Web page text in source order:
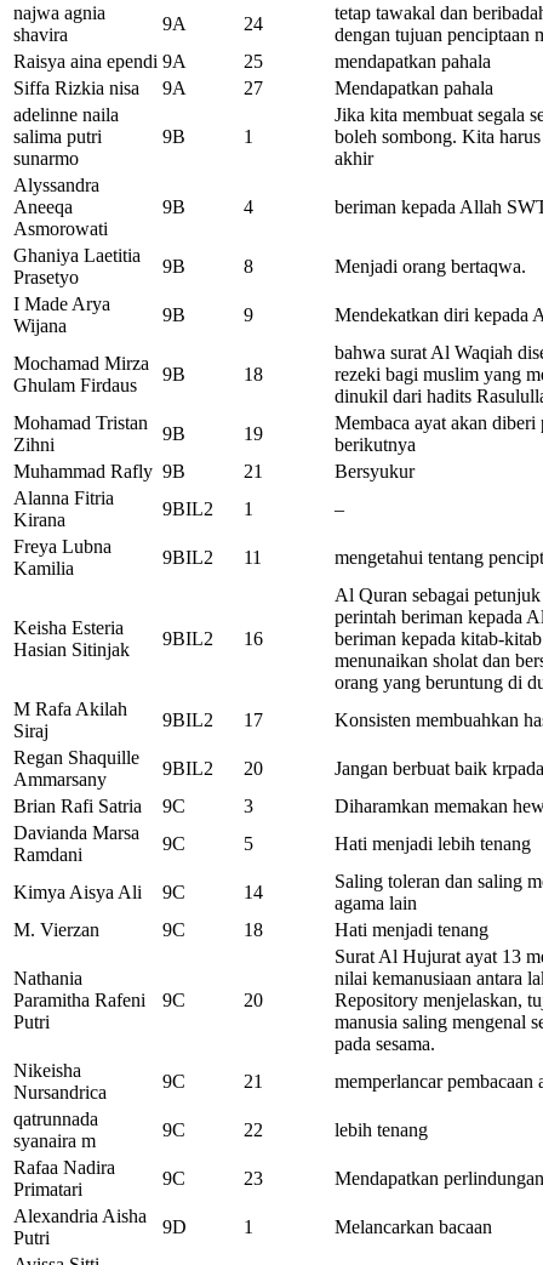
najwa agnia
shavira
9A 24
tetap tawakal dan
dengan tujuan penciptaan
Raisya aina ependi 9A 25
mendapatkan pahala
Siffa Rizkia nisa
9A 27
Mendapatkan pahala
adelinne naila
salima putri
sunarmo
9B 1
Jika kita membuat segala
boleh sombong. Kita
akhir
Alyssandra
Aneeqa
Asmorowati
9B 4 beriman kepada Allah
Ghaniya Laetitia
Prasetyo
9B 8
Menjadi orang bertaqwa.
I Made Arya
Wijana
9B 9 Mendekatkan diri kepada
Mochamad Mirza
Ghulam Firdaus
9B 18
bahwa surat Al Waqiah
rezeki bagi muslim yang
dinukil dari hadits
Mohamad Tristan
Zihni
9B 19
Membaca ayat akan
berikutnya
Muhammad Rafly 9B 21
Bersyukur
Alanna Fitria
Kirana
9BIL2 1
–
Freya Lubna
Kamilia
9BIL2 11 mengetahui tentang
Keisha Esteria
Hasian Sitinjak
9BIL2 16
Al Quran sebagai
perintah beriman kepada
beriman kepada kitab-
menunaikan sholat dan
orang yang beruntung di
M Rafa Akilah
Siraj
9BIL2 17
Konsisten membuahkan
Regan Shaquille
Ammarsany
9BIL2 20
Jangan berbuat baik
Brian Rafi Satria
9C 3
Diharamkan memakan
Davianda Marsa
Ramdani
9C 5 Hati menjadi lebih tenang
Kimya Aisya Ali 9C 14
Saling toleran dan saling
agama lain
M. Vierzan
9C 18 Hati menjadi tenang
Nathania
Paramitha Rafeni
Putri
9C 20
Surat Al Hujurat ayat 13
nilai kemanusiaan antara
Repository menjelaskan,
manusia saling mengenal
pada sesama.
Nikeisha
Nursandrica
9C 21
memperlancar pembacaan
qatrunnada
syanaira m
9C 22
lebih tenang
Rafaa Nadira
Primatari
9C 23
Mendapatkan
Alexandria Aisha
Putri
9D 1
Melancarkan bacaan